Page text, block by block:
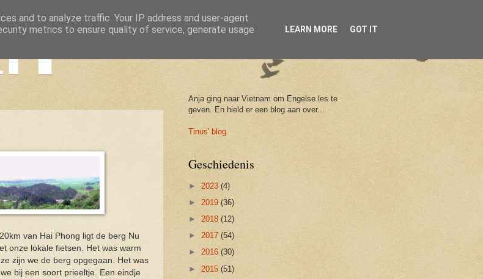
van Hai Phong ligt de berg Nu
onze lokale fietsen. Het was warm
zijn we de berg opgegaan. Het was
bij een soort prieeltje. Een eindje
Anja ging naar Vietnam om Engelse les te
geven. En hield er een blog aan over...
Tinus' blog
Geschiedenis
► 2023 (4)
► 2019 (36)
► 2018 (12)
► 2017 (54)
► 2016 (30)
► 2015 (51)
and to analyze traffic. Your IP address and user-agent
metrics to ensure quality of service, generate usage
LEARN MORE GOT IT